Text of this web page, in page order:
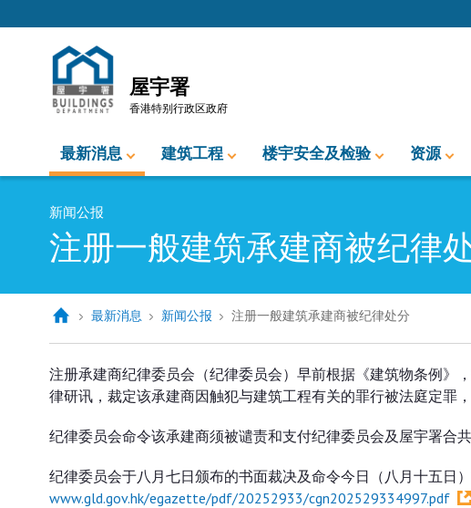
屋宇署
香港特别行政区政府
最新消息 建筑工程 楼宇安全及检验 资源
新闻公报
注册一般建筑承建商被纪律
最新消息 新闻公报 注册一般建筑承建商被纪律处分
注册一般建筑承建商被纪律处分
注册承建商纪律委员会（纪律委员会）早前根据《建筑物条例》
律研讯，裁定该承建商因触犯与建筑工程有关的罪行被法庭定罪，
纪律委员会命令该承建商须被谴责和支付纪律委员会及屋宇署合
纪律委员会于八月七日颁布的书面裁决及命令今日（八月十五日
www.gld.gov.hk/egazette/pdf/20252933/cgn202529334997.pdf